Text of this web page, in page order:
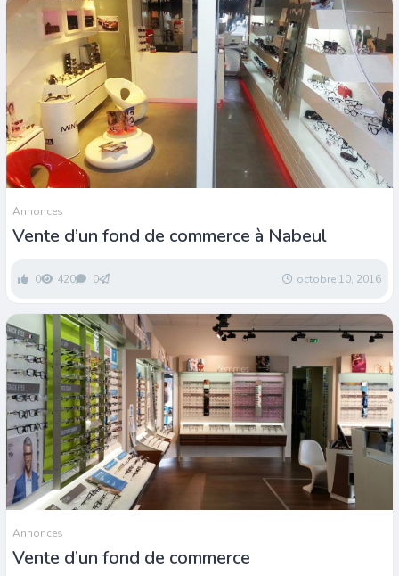
Annonces
Vente d’un fond de commerce à Nabeul
0 420 0 octobre 10, 2016
Annonces
Vente d’un fond de commerce